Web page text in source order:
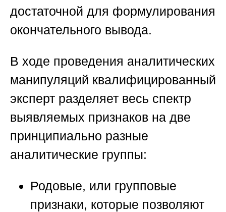
достаточной для формулирования
окончательного вывода.
В ходе проведения аналитических
манипуляций квалифицированный
эксперт разделяет весь спектр
выявляемых признаков на две
принципиально разные
аналитические группы:
Родовые, или групповые
признаки, которые позволяют